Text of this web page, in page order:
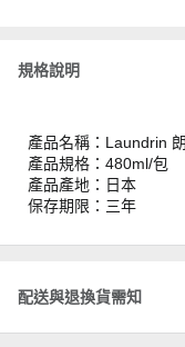
規格說明
產品名稱：Laundrin
產品規格：480ml/包
產品產地：日本
保存期限：三年
配送與退換貨需知